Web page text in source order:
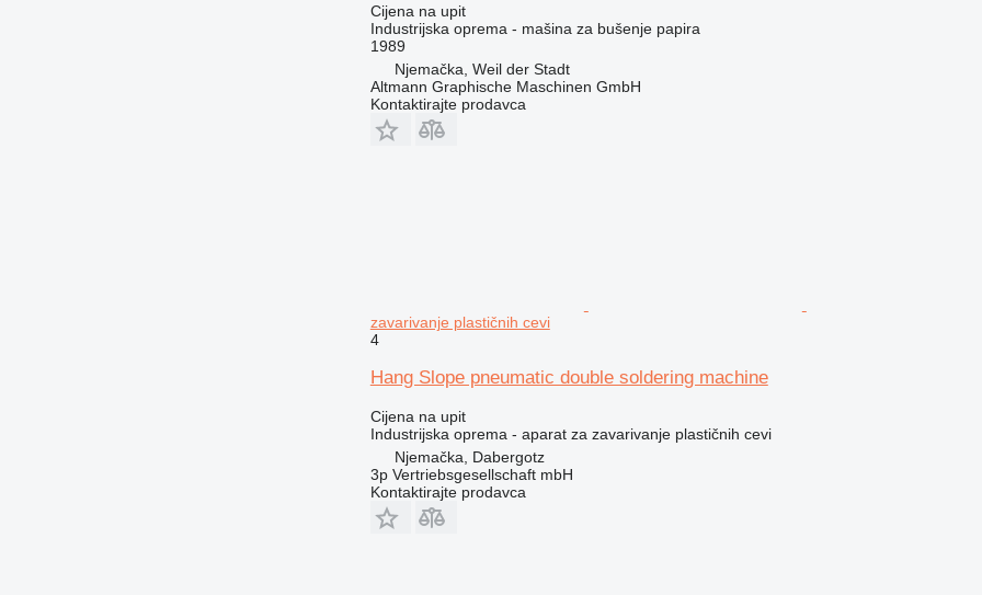
Cijena na upit
Industrijska oprema - mašina za bušenje papira
1989
Njemačka, Weil der Stadt
Altmann Graphische Maschinen GmbH
Kontaktirajte prodavca
zavarivanje plastičnih cevi
4
Hang Slope pneumatic double soldering machine
Cijena na upit
Industrijska oprema - aparat za zavarivanje plastičnih cevi
Njemačka, Dabergotz
3p Vertriebsgesellschaft mbH
Kontaktirajte prodavca